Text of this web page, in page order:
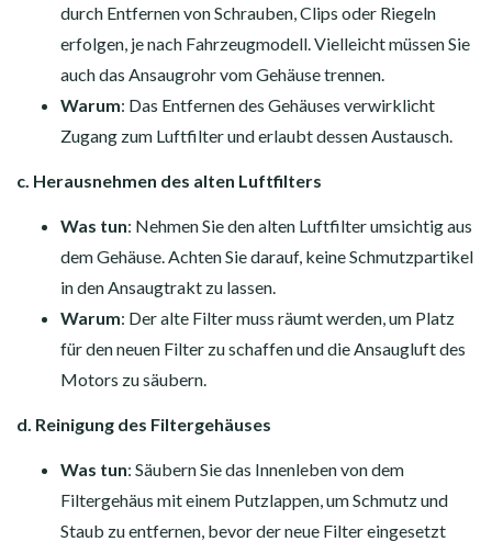
durch Entfernen von Schrauben, Clips oder Riegeln
erfolgen, je nach Fahrzeugmodell. Vielleicht müssen Sie
auch das Ansaugrohr vom Gehäuse trennen.
Warum: Das Entfernen des Gehäuses verwirklicht
Zugang zum Luftfilter und erlaubt dessen Austausch.
c. Herausnehmen des alten Luftfilters
Was tun: Nehmen Sie den alten Luftfilter umsichtig aus
dem Gehäuse. Achten Sie darauf, keine Schmutzpartikel
in den Ansaugtrakt zu lassen.
Warum: Der alte Filter muss räumt werden, um Platz
für den neuen Filter zu schaffen und die Ansaugluft des
Motors zu säubern.
d. Reinigung des Filtergehäuses
Was tun: Säubern Sie das Innenleben von dem
Filtergehäus mit einem Putzlappen, um Schmutz und
Staub zu entfernen, bevor der neue Filter eingesetzt